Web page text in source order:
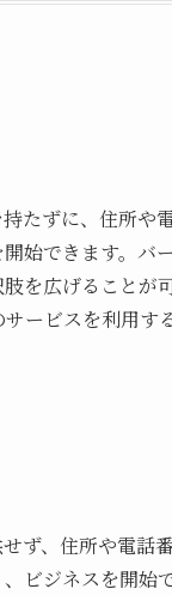
たずに、住所や
始できます。バ
を広げることが
ービスを利用
ず、住所や電話
ビジネスを開始